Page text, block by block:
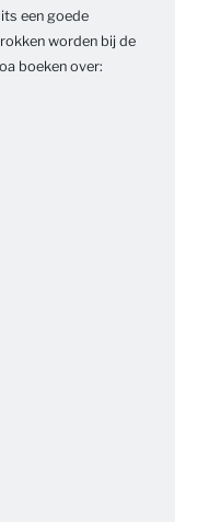
een goede
worden bij de
boeken over: